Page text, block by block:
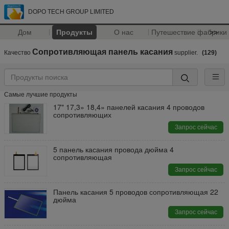
DOPO TECH GROUP LIMITED
Дом Продукты О нас Путешествие фабрики
>>
Качество Сопротивляющая панель касания supplier. (129)
Самые лучшие продукты
17" 17,3» 18,4» панелей касания 4 проводов
сопротивляющих
Запрос сейчас
5 панель касания провода дюйма 4
сопротивляющая
Запрос сейчас
Панель касания 5 проводов сопротивляющая 22
дюйма
Запрос сейчас